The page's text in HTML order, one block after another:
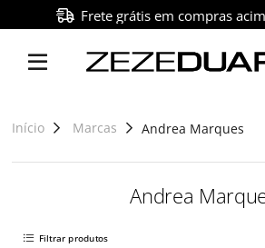
Entre com email ou
Pague em até 6x
Início Marcas Andrea Marques
Andrea
Filtrar produtos